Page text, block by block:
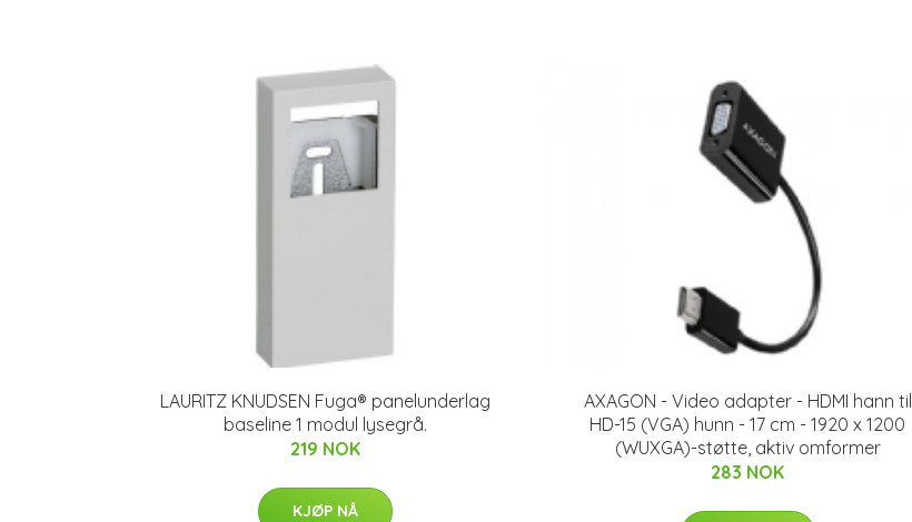
LAURITZ KNUDSEN Fuga® panelunderlag
baseline 1 modul lysegrå.
219 NOK
KJØP NÅ
AXAGON - Video adapter - HDMI hann til
HD-15 (VGA) hunn - 17 cm - 1920 x 1200
(WUXGA)-støtte, aktiv omformer
283 NOK